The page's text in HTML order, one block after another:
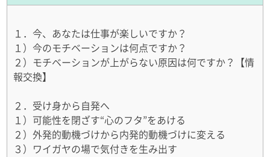
１．今、あなたは仕事が楽しいですか？
１）今のモチベーションは何点ですか？
２）モチベーションが上がらない原因は何ですか？【情
報交換】
２．受け身から自発へ
１）可能性を閉ざす“心のフタ”をあける
２）外発的動機づけから内発的動機づけに変える
３）ワイガヤの場で気付きを生み出す